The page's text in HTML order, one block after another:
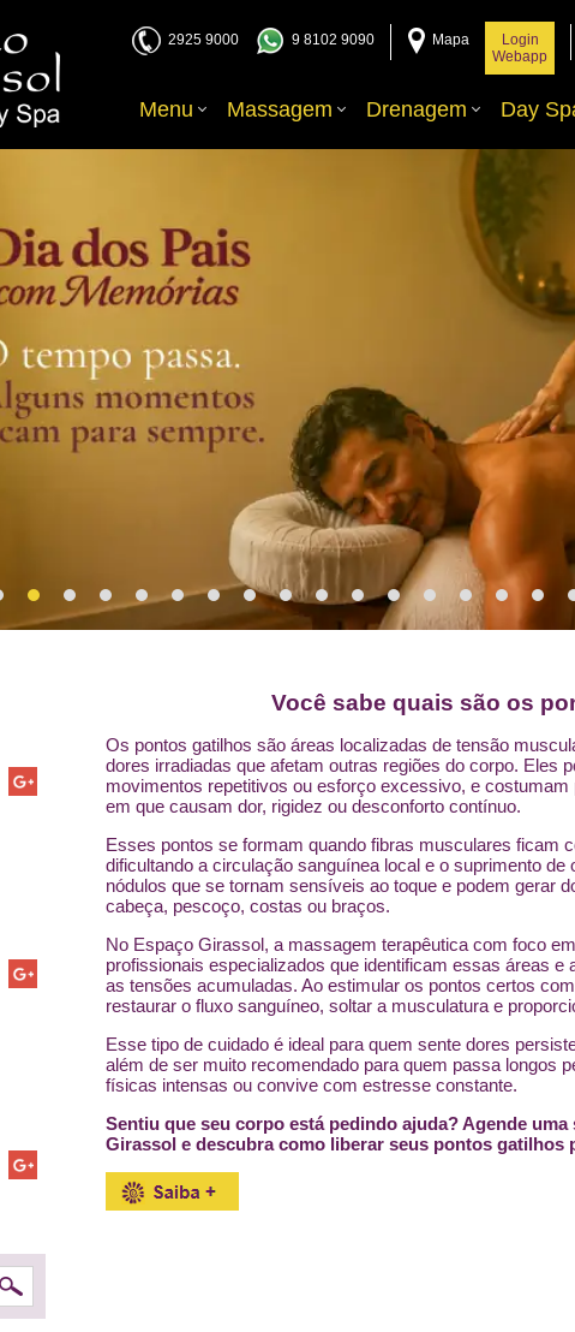
2925 9000 9 8102 9090 Mapa
Login
Webapp
Menu Massagem Drenagem Day
Você sabe quais são os
Os pontos gatilhos são áreas localizadas de tensão
dores irradiadas que afetam outras regiões do corpo. Eles
movimentos repetitivos ou esforço excessivo, e
em que causam dor, rigidez ou desconforto contínuo.
Esses pontos se formam quando fibras musculares ficam
dificultando a circulação sanguínea local e o suprimento
nódulos que se tornam sensíveis ao toque e podem gerar
cabeça, pescoço, costas ou braços.
No Espaço Girassol, a massagem terapêutica com foco
profissionais especializados que identificam essas áreas
as tensões acumuladas. Ao estimular os pontos certos
restaurar o fluxo sanguíneo, soltar a musculatura e
Esse tipo de cuidado é ideal para quem sente dores
além de ser muito recomendado para quem passa longos
físicas intensas ou convive com estresse constante.
Sentiu que seu corpo está pedindo ajuda? Agende
Girassol e descubra como liberar seus pontos gatilhos